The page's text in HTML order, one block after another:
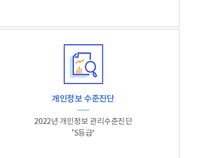
개인정보 수준진단
2022년 개인정보 관리수준진단
’S등급‘